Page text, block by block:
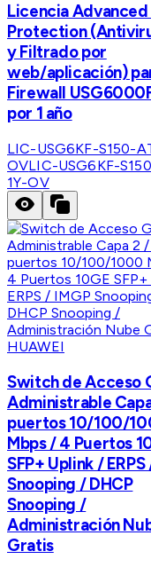
Licencia
Protection
y Filtrado por
web/aplicación)
Firewall
por 1 año
LIC-USG6KF-S150-
OVLIC-USG6KF-
1Y-OV
HUAWEI
Switch de Acceso
Administrable
puertos 10/100/
Mbps / 4 Puertos
SFP+ Uplink / ERPS
Snooping / DHCP
Snooping /
Administración
Gratis